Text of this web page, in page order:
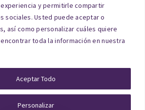
y permitirle compartir
sociales. Usted puede aceptar o
así como personalizar cuáles quiere
toda la información en nuestra
Personalizar
Aceptar Todo
Finalidad
Blog
PREGUNTAS FRECUENTES